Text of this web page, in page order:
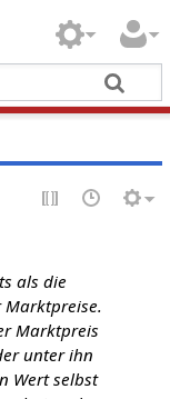
als die
Marktpreis
unter ihn
Wert selbst